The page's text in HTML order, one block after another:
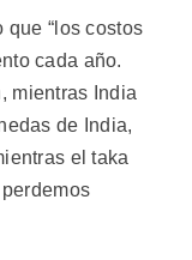
que “los costos
cada año.
mientras India
de India,
el taka